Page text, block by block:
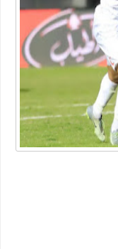
وأي واحد يتوجب
الوقت الحالي